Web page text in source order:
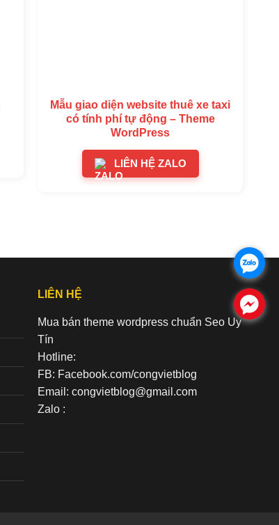
Mẫu giao diện website thuê xe taxi
có tính phí tự động – Theme
WordPress
LIÊN HỆ ZALO
LIÊN HỆ
Mua bán theme wordpress chuẩn Seo Uy
Tín
Hotline:
FB: Facebook.com/congvietblog
Email: congvietblog@gmail.com
Zalo :
.
.